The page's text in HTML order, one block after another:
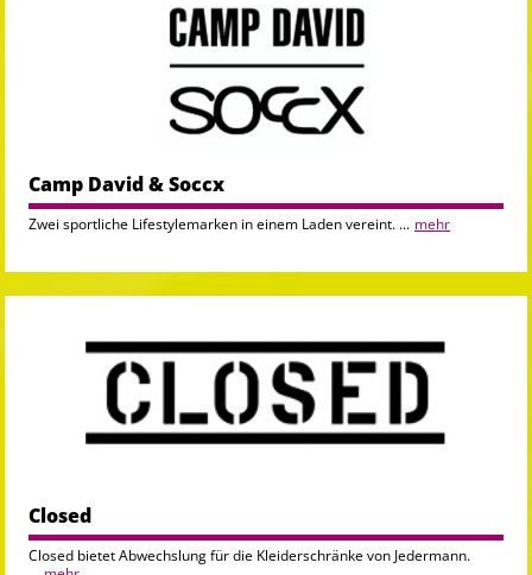
Camp David & Soccx
Zwei sportliche Lifestylemarken in einem Laden vereint. ... mehr
Closed
Closed bietet Abwechslung für die Kleiderschränke von Jedermann.